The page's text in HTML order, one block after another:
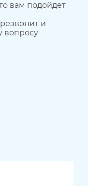
вам подойдет
и
вопросу